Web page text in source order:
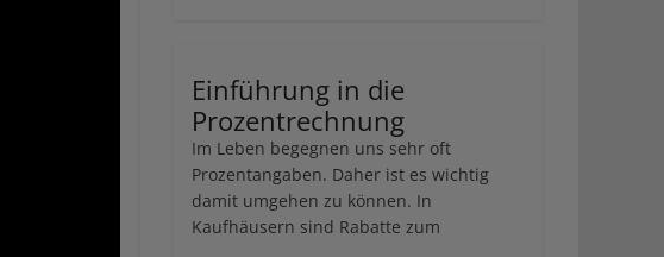
Einführung in die
Prozentrechnung
Im Leben begegnen uns sehr oft
Prozentangaben. Daher ist es wichtig
damit umgehen zu können. In
Kaufhäusern sind Rabatte zum